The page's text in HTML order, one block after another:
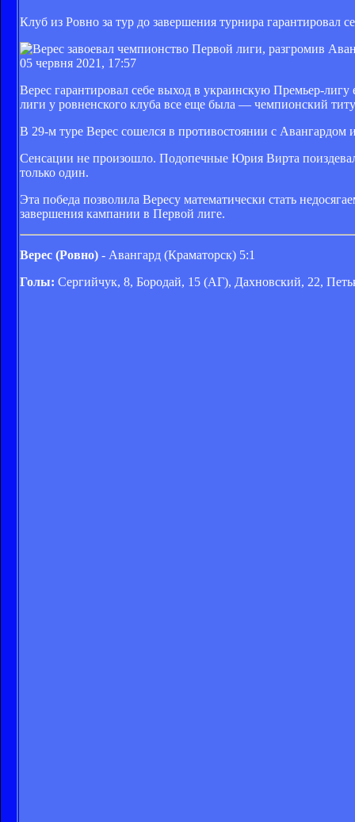
Клуб из Ровно за тур до завершения турнира гарантировал
05 червня 2021, 17:57
Верес гарантировал себе выход в украинскую Премьер-
лиги у ровненского клуба все еще была — чемпионский
В 29-м туре Верес сошелся в противостоянии с Авангардом
Сенсации не произошло. Подопечные Юрия Вирта
только один.
Эта победа позволила Вересу математически стать
завершения кампании в Первой лиге.
Верес (Ровно) - Авангард (Краматорск) 5:1
Голы: Сергийчук, 8, Бородай, 15 (АГ), Дахновский, 22,